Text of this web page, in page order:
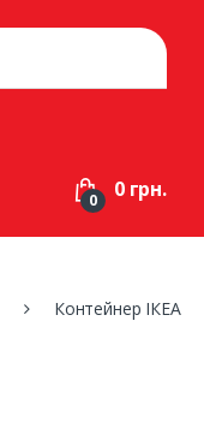
0 0 грн.
Контейнер ІКЕА